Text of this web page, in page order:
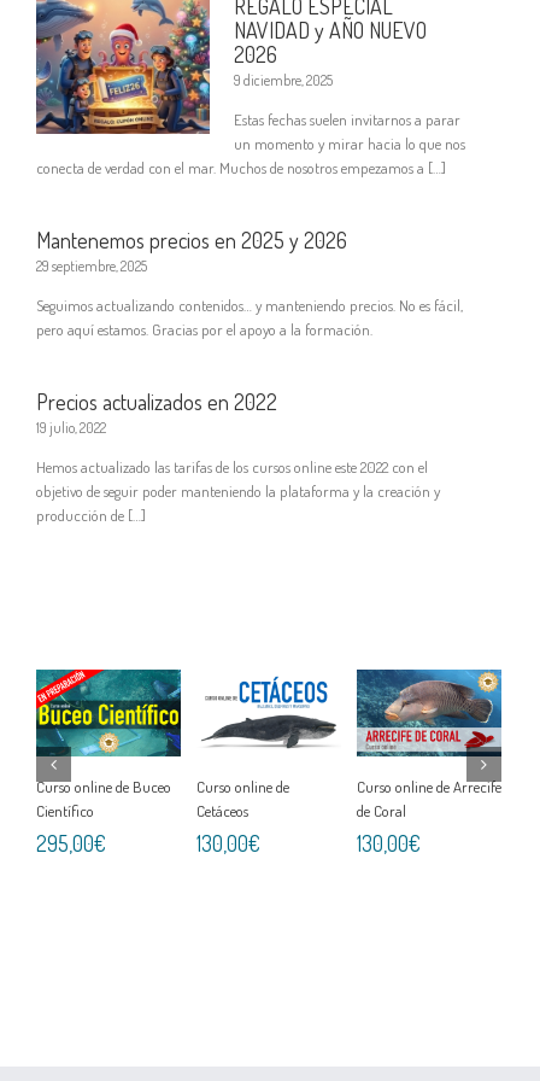
REGALO ESPECIAL
NAVIDAD y AÑO NUEVO
2026
9 diciembre, 2025
Estas fechas suelen invitarnos a parar
un momento y mirar hacia lo que nos
conecta de verdad con el mar. Muchos de nosotros empezamos a […]
Mantenemos precios en 2025 y 2026
29 septiembre, 2025
Seguimos actualizando contenidos… y manteniendo precios. No es fácil,
pero aquí estamos. Gracias por el apoyo a la formación.
Precios actualizados en 2022
19 julio, 2022
Hemos actualizado las tarifas de los cursos online este 2022 con el
objetivo de seguir poder manteniendo la plataforma y la creación y
producción de […]
Curso online de Buceo
Científico
295,00€
Añadir
al
carrito
Curso online de
Cetáceos
130,00€
Añadir
al
carrito
Curso online de Arrecife
de Coral
130,00€
Añadir
al
carrito
Detalles